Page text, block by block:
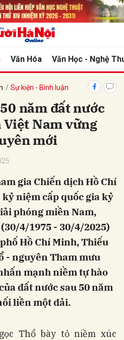
Văn Hóa Văn Học - Nghệ
Sự kiện - Bình luận
năm đất nước
Nam vững
mới
gia Chiến dịch Hồ Chí
niệm cấp quốc gia kỷ
phóng miền Nam,
4/1975 - 30/4/2025)
Hồ Chí Minh, Thiếu
- nguyên Tham mưu
mạnh niềm tự hào
đất nước sau 50 năm
liền một dải.
Thổ bày tỏ niềm xúc